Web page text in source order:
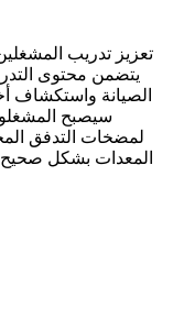
تعزيز تدريب
يتضمن محتوى
الصيانة واستكشاف
سيصبح
لمضخات التدفق
المعدات بشكل